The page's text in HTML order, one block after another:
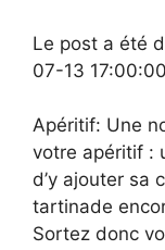
Le post a été
07-13
Apéritif: Une
votre apéritif :
d’y ajouter sa
tartinade
Sortez donc